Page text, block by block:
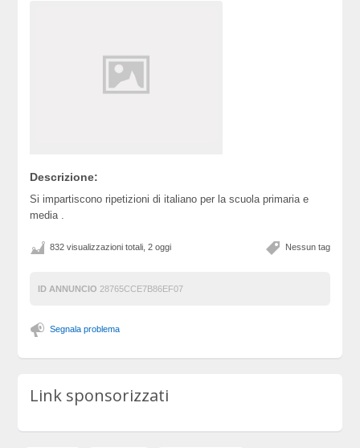
Descrizione:
Si impartiscono ripetizioni di italiano per la scuola primaria e
media .
Nessun tag
832 visualizzazioni totali, 2 oggi
ID ANNUNCIO 28765CCE7B86EF07
Segnala problema
Link sponsorizzati